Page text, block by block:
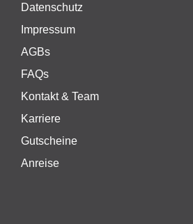
Datenschutz
Impressum
AGBs
FAQs
Kontakt & Team
Karriere
Gutscheine
Anreise